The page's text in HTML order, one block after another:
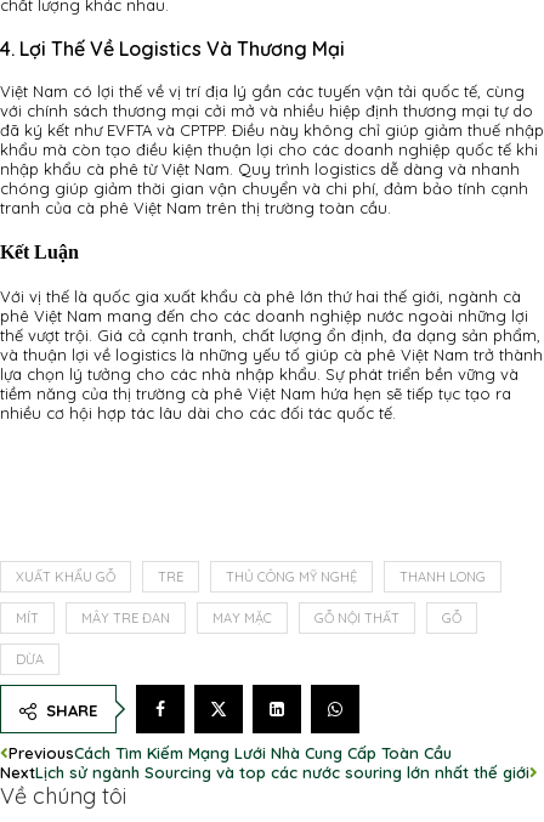
chất lượng khác nhau.
4. Lợi Thế Về Logistics Và Thương Mại
Việt Nam có lợi thế về vị trí địa lý gần các tuyến vận tải quốc tế, cùng
với chính sách thương mại cởi mở và nhiều hiệp định thương mại tự do
đã ký kết như EVFTA và CPTPP. Điều này không chỉ giúp giảm thuế nhập
khẩu mà còn tạo điều kiện thuận lợi cho các doanh nghiệp quốc tế khi
nhập khẩu cà phê từ Việt Nam. Quy trình logistics dễ dàng và nhanh
chóng giúp giảm thời gian vận chuyển và chi phí, đảm bảo tính cạnh
tranh của cà phê Việt Nam trên thị trường toàn cầu.
Kết Luận
Với vị thế là quốc gia xuất khẩu cà phê lớn thứ hai thế giới, ngành cà
phê Việt Nam mang đến cho các doanh nghiệp nước ngoài những lợi
thế vượt trội. Giá cả cạnh tranh, chất lượng ổn định, đa dạng sản phẩm,
và thuận lợi về logistics là những yếu tố giúp cà phê Việt Nam trở thành
lựa chọn lý tưởng cho các nhà nhập khẩu. Sự phát triển bền vững và
tiềm năng của thị trường cà phê Việt Nam hứa hẹn sẽ tiếp tục tạo ra
nhiều cơ hội hợp tác lâu dài cho các đối tác quốc tế.
XUẤT KHẨU GỖ TRE THỦ CÔNG MỸ NGHỆ THANH LONG
MÍT MÂY TRE ĐAN MAY MẶC GỖ NỘI THẤT GỖ
DỪA
SHARE
PreviousCách Tìm Kiếm Mạng Lưới Nhà Cung Cấp Toàn Cầu
NextLịch sử ngành Sourcing và top các nước souring lớn nhất thế giới
Về chúng tôi